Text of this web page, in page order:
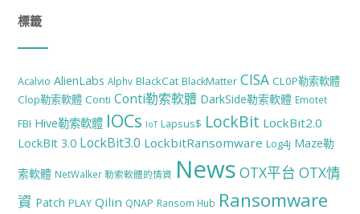
標籤
Acalvio AlienLabs Alphv BlackCat BlackMatter CISA CL0P勒索軟體
Clop勒索軟體 Conti Conti勒索軟體 DarkSide勒索軟體 Emotet
FBI Hive勒索軟體 IOCs IoT Lapsus$ LockBit LockBit2.0
LockBIt 3.0 LockBit3.0 LockbitRansomware Log4j Maze勒
索軟體 NetWalker 勒索軟體的情資 News OTX平台 OTX情
資 Patch PLAY Qilin QNAP Ransom Hub Ransomware